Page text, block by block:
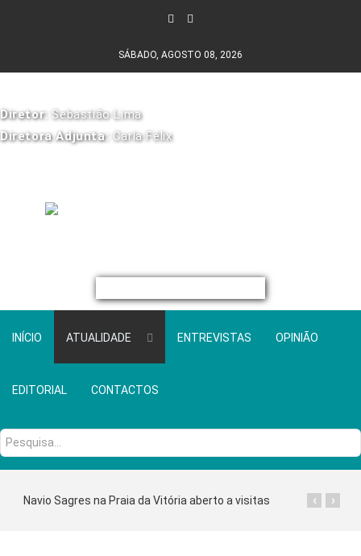
SÁBADO, AGOSTO 08, 2026
Diretor: Sebastião Lima
Diretora Adjunta: Carla Félix
INÍCIO ATUALIDADE ENTREVISTAS OPINIÃO
EDITORIAL CONTACTOS
Pesquisa...
Navio Sagres na Praia da Vitória aberto a visitas ›
‹